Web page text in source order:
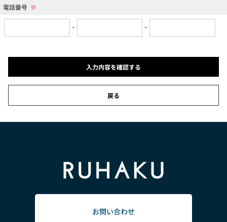
電話番号 ※
- -
入力内容を確認する
戻る
お問い合わせ